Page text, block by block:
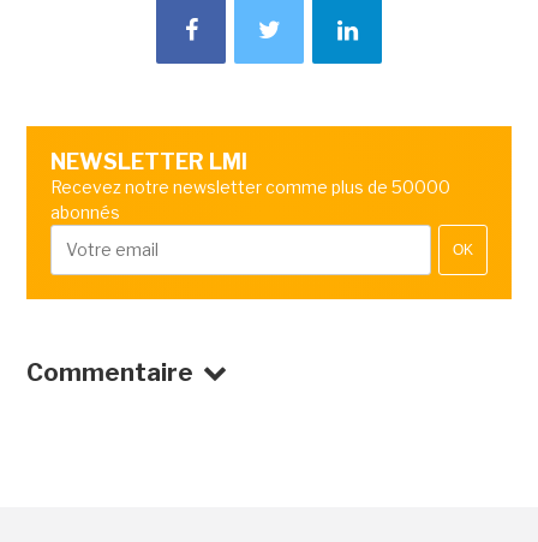
NEWSLETTER LMI
Recevez notre newsletter comme plus de 50000
abonnés
OK
Commentaire